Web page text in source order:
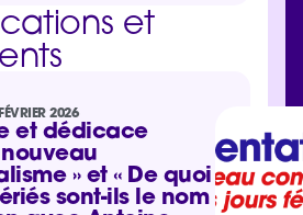
et
2026
et dédicace
nouveau
» et « De quoi
sont-ils le nom